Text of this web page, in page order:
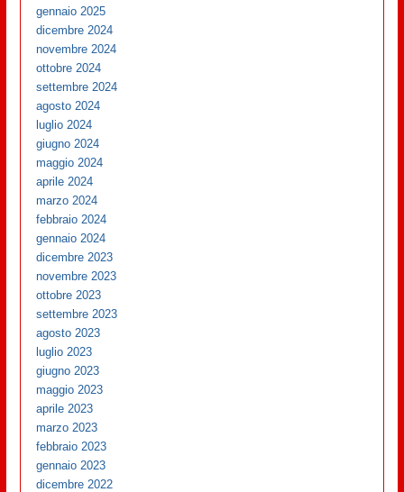
gennaio 2025
dicembre 2024
novembre 2024
ottobre 2024
settembre 2024
agosto 2024
luglio 2024
giugno 2024
maggio 2024
aprile 2024
marzo 2024
febbraio 2024
gennaio 2024
dicembre 2023
novembre 2023
ottobre 2023
settembre 2023
agosto 2023
luglio 2023
giugno 2023
maggio 2023
aprile 2023
marzo 2023
febbraio 2023
gennaio 2023
dicembre 2022